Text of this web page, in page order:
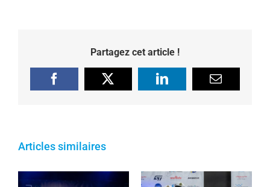
Partagez cet article !
Facebook X LinkedIn Email
Articles similaires